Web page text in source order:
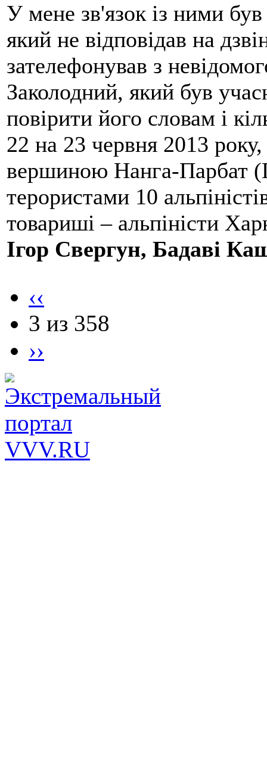
У мене зв'язок із ними
який не відповідав на
зателефонував з
Заколодний, який був
повірити його словам і
22 на 23 червня 2013
вершиною Нанга-Парбат
терористами 10
товариші – альпіністи
Ігор Свергун, Бадаві
‹‹
3 из 358
››